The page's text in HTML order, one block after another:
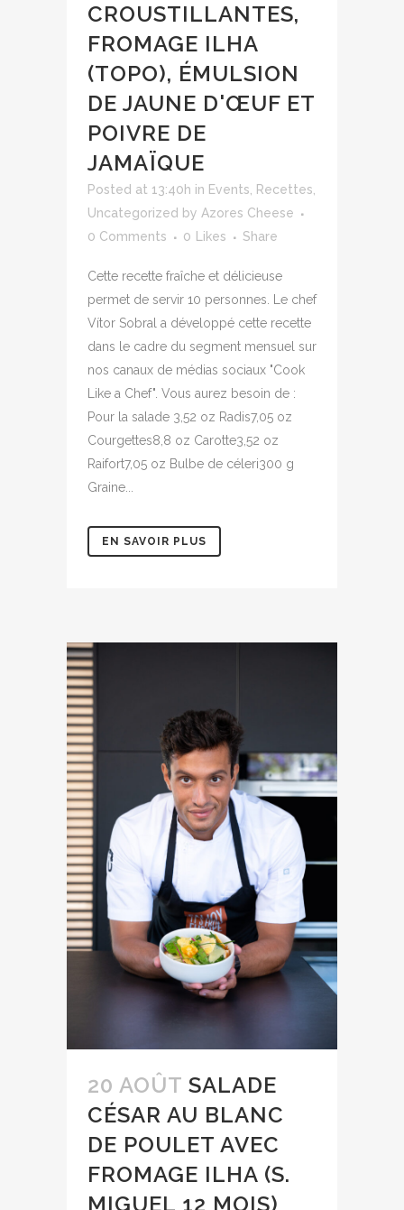
CROUSTILLANTES,
FROMAGE ILHA
(TOPO), ÉMULSION
DE JAUNE D'ŒUF ET
POIVRE DE
JAMAÏQUE
Posted at 13:40h in Events Recettes
Uncategorized by Azores Cheese
0 Comments
0 Likes Share
Cette recette fraîche et délicieuse
permet de servir 10 personnes. Le chef
Vítor Sobral a développé cette recette
dans le cadre du segment mensuel sur
nos canaux de médias sociaux "Cook
Like a Chef". Vous aurez besoin de :
Pour la salade 3,52 oz Radis7,05 oz
Courgettes8,8 oz Carotte3,52 oz
Raifort7,05 oz Bulbe de céleri300 g
Graine...
EN SAVOIR PLUS
20 AOÛT SALADE
CÉSAR AU BLANC
DE POULET AVEC
FROMAGE ILHA (S.
MIGUEL 12 MOIS)